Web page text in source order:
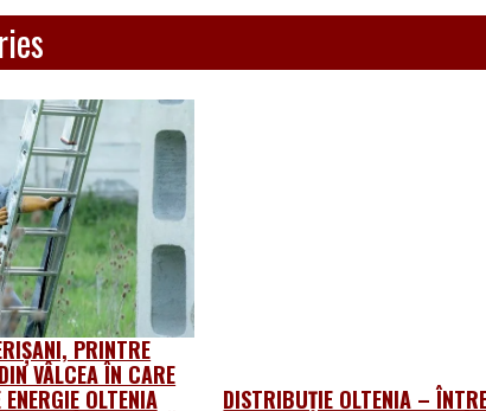
PRINTRE
VÂLCEA ÎN CARE
OLTENIA
DISTRIBUȚIE OLTENIA –